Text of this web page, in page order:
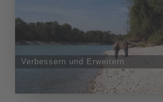
Verbessern und Erweitern